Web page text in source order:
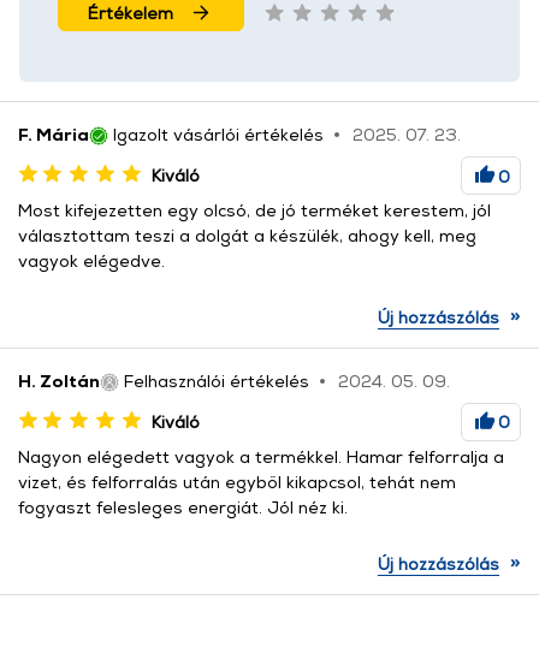
Értékelem
F. Mária Igazolt vásárlói értékelés
2025. 07. 23.
Kiváló
0
Most kifejezetten egy olcsó, de jó terméket kerestem, jól
választottam teszi a dolgát a készülék, ahogy kell, meg
vagyok elégedve.
Új hozzászólás »
H. Zoltán Felhasználói értékelés
2024. 05. 09.
Kiváló
0
Nagyon elégedett vagyok a termékkel. Hamar felforralja a
vizet, és felforralás után egyből kikapcsol, tehát nem
fogyaszt felesleges energiát. Jól néz ki.
Új hozzászólás »